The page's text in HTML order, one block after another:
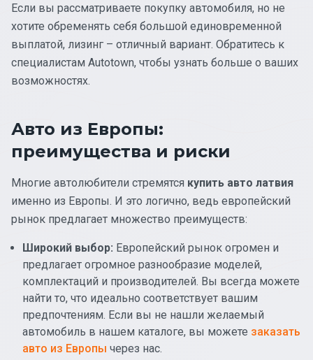
Если вы рассматриваете покупку автомобиля, но не
хотите обременять себя большой единовременной
выплатой, лизинг – отличный вариант. Обратитесь к
специалистам Autotown, чтобы узнать больше о ваших
возможностях.
Авто из Европы:
преимущества и риски
Многие автолюбители стремятся купить авто латвия
именно из Европы. И это логично, ведь европейский
рынок предлагает множество преимуществ:
Широкий выбор: Европейский рынок огромен и
предлагает огромное разнообразие моделей,
комплектаций и производителей. Вы всегда можете
найти то, что идеально соответствует вашим
предпочтениям. Если вы не нашли желаемый
автомобиль в нашем каталоге, вы можете заказать
авто из Европы через нас.